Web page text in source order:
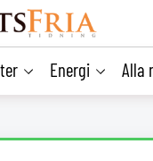
Energi Alla